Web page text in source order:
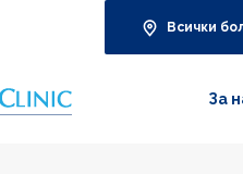
Всички
За